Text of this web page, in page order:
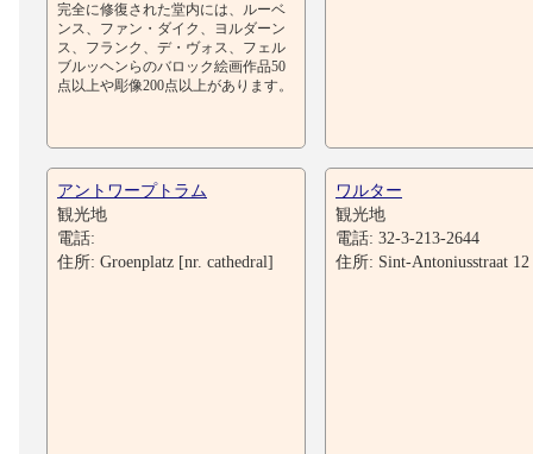
完全に修復された堂内には、ルーベ
ンス、ファン・ダイク、ヨルダーン
ス、フランク、デ・ヴォス、フェル
ブルッヘンらのバロック絵画作品50
点以上や彫像200点以上があります。
アントワープトラム
観光地
電話:
住所: Groenplatz [nr. cathedral]
ワルター
観光地
電話: 32-3-213-2644
住所: Sint-Antoniusstraat 12